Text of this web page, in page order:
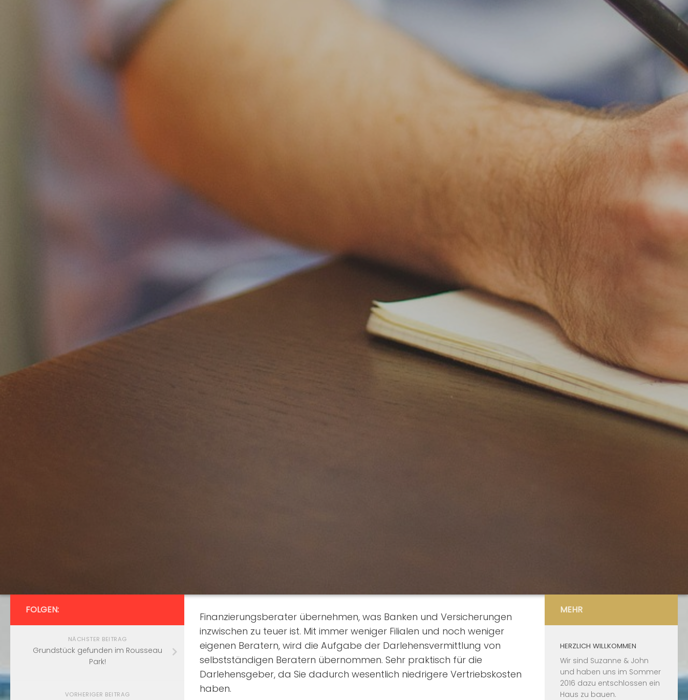
Finanzierungsberater übernehmen, was Banken und Versicherungen
inzwischen zu teuer ist. Mit immer weniger Filialen und noch weniger
eigenen Beratern, wird die Aufgabe der Darlehensvermittlung von
selbstständigen Beratern übernommen. Sehr praktisch für die
Darlehensgeber, da Sie dadurch wesentlich niedrigere Vertriebskosten
haben.
FOLGEN:
NÄCHSTER BEITRAG
Grundstück gefunden im Rousseau
Park!
VORHERIGER BEITRAG
MEHR
HERZLICH WILLKOMMEN
Wir sind Suzanne & John
und haben uns im Sommer
2016 dazu entschlossen ein
Haus zu bauen.